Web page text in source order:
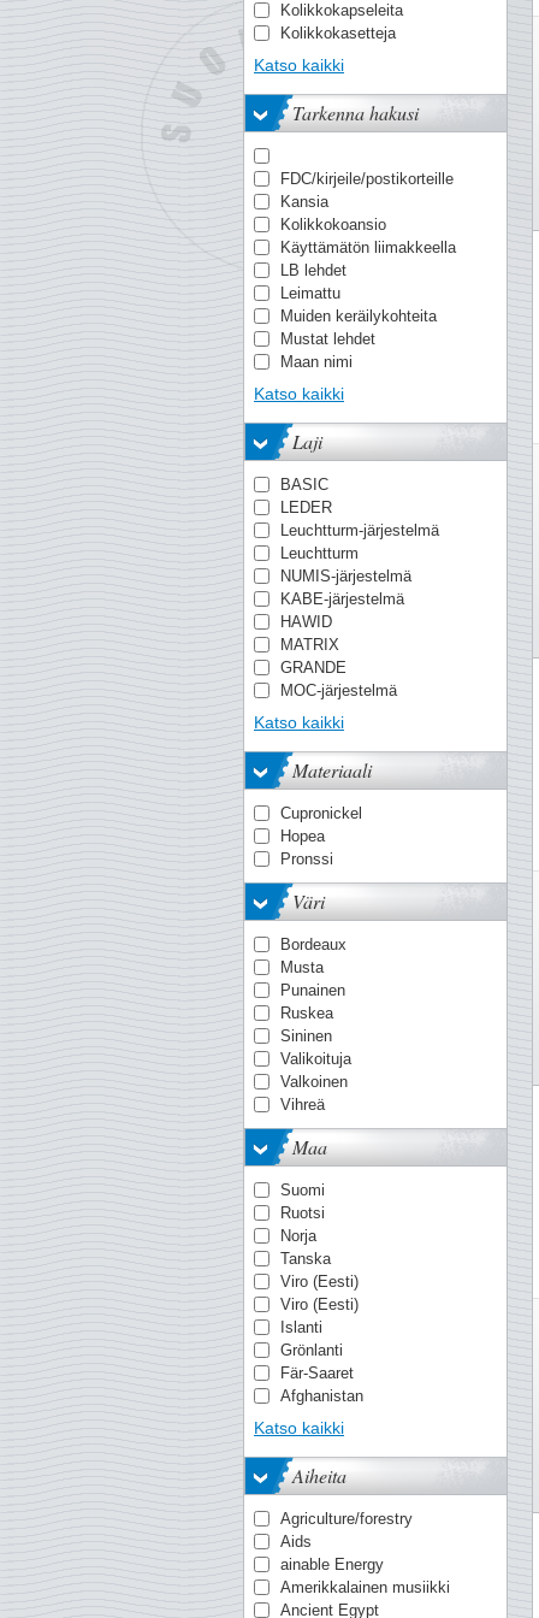
Kolikkokapseleita
Kolikkokasetteja
Kolikkokehyksiä
Kolikko-kirjeitä
Kolikkoluettelo
Kolikkolaatikoita
Lahjapakkauksia
Lehtisarja (sis. useita
vuosia
Lisälehdet (yksittäiset
vuodet
Maksimikortit
Mission-kilotavaraa
Pergamiinikuoria
Pienoisarkkkeja
Postikortin
Postimerkkejä/sarjoja
Postimerkkiluettelo
Postimerkkivihkoja
Postin sinetöimää
kilotavaraa
Prestige-vihkoja
Puhdistus
Vesileimanetsijä
Vuosikirjoja
Vuosilajitelmia
Yksittäisiä
postimerkkejä/sarj
Katso kaikki
Tarkenna hakusi
FDC/kirjeile/postikorteille
Kansia
Kolikkokoansio
Käyttämätön liimakkeella
LB lehdet
Leimattu
Muiden keräilykohteita
Mustat lehdet
Maan nimi
Neutraali lehtiä
Normal (ilman
suojataskuja)
Otsikko vaakuna
Postituore
Rengaskannet
Setelikansioita
SF (suojataskuilla)
Suojakotelo
Katso kaikki
Laji
BASIC
LEDER
Leuchtturm-järjestelmä
Leuchtturm
NUMIS-järjestelmä
KABE-järjestelmä
HAWID
MATRIX
GRANDE
MOC-järjestelmä
TACK
PREMIUM
OPTIMA-järjestelmä
Quadrum
VARIO
KANZLEI-järjestelmä
ENCAP-lehtiä
FOLIO-järjestelmä
Smart
AFA
NVPH
LAPE
Battenberg
Edifil
FACIT
MICHEL
Stanley Gibbons
Yvert & Tellier
Katso kaikki
Materiaali
Cupronickel
Hopea
Pronssi
Väri
Bordeaux
Musta
Punainen
Ruskea
Sininen
Valikoituja
Valkoinen
Vihreä
Maa
Suomi
Ruotsi
Norja
Tanska
Viro (Eesti)
Viro (Eesti)
Islanti
Grönlanti
Fär-Saaret
Afghanistan
Ahvenanmaa
Ahvenanmaa
Alankomaiden Itä-Intia
Albania
Alderney
Algeria
Andorra - Espanjan
Andorra - Ranska
Angola
Katso kaikki
Aiheita
Agriculture/forestry
Aids
ainable Energy
Amerikkalainen musiikki
Ancient Egypt